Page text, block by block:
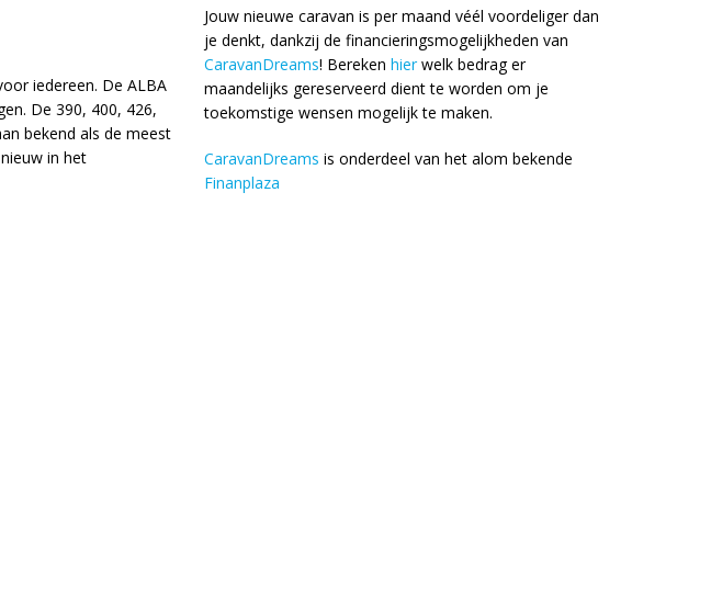
iedereen. De ALBA
De 390, 400, 426,
bekend als de meest
in het
Jouw nieuwe caravan is per maand véél voordeliger dan
je denkt, dankzij de financieringsmogelijkheden van
CaravanDreams! Bereken hierwelk bedrag er
maandelijks gereserveerd dient te worden om je
toekomstige wensen mogelijk te maken.
CaravanDreams is onderdeel van het alom bekende
Finanplaza